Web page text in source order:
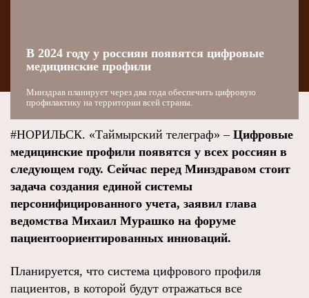
В 2024 году у россиян появятся цифровые
медицинские профили
Минздрав планирует через два года обеспечить цифровую
профилактику на территории всей страны.
#НОРИЛЬСК. «Таймырский телеграф» – Цифровые
медицинские профили появятся у всех россиян в
следующем году. Сейчас перед Минздравом стоит
задача создания единой системы
персонифицированного учета, заявил глава
ведомства Михаил Мурашко на форуме
пациентоориентированных инноваций.
Планируется, что система цифрового профиля
пациентов, в которой будут отражаться все